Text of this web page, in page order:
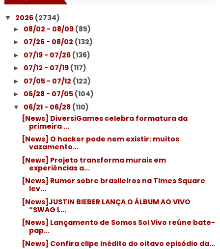
▼ 2026 (2734)
► 08/02 - 08/09 (85)
► 07/26 - 08/02 (132)
► 07/19 - 07/26 (136)
► 07/12 - 07/19 (117)
► 07/05 - 07/12 (122)
► 06/28 - 07/05 (104)
▼ 06/21 - 06/28 (110)
[News] DiversiGames celebra formatura da
primeira ...
[News] O hacker pode nem existir: muitos
vazamento...
[News] Projeto transforma murais em
experiências a...
[News] Rumor sobre brasileiros na Times Square
lev...
[News]JUSTIN BIEBER LANÇA O ÁLBUM AO VIVO
“SWAG L...
[News] Lançamento de Somos Sol Vivo reúne bate-
pap...
[News] Confira clipe inédito do oitavo episódio da...